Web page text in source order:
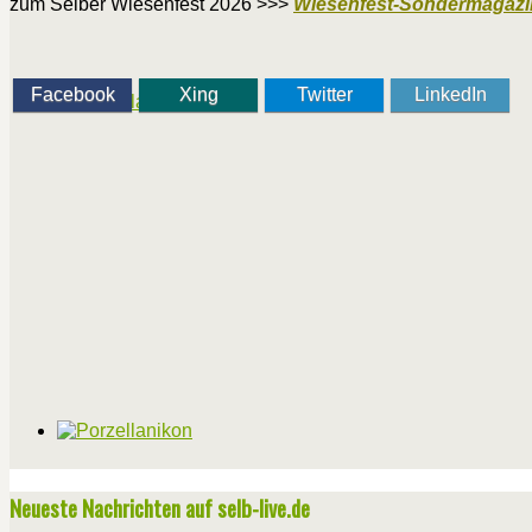
zum Selber Wiesenfest 2026 >>> Wiesenfest-
Facebook Xing Twitter LinkedIn
Neueste Nachrichten auf selb-live.de